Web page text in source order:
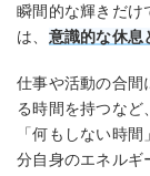
瞬間的な輝きだけ
は、 意識的な休息
仕事や活動の合間
る時間を持つなど
「何もしない時
分自身のエネルギ